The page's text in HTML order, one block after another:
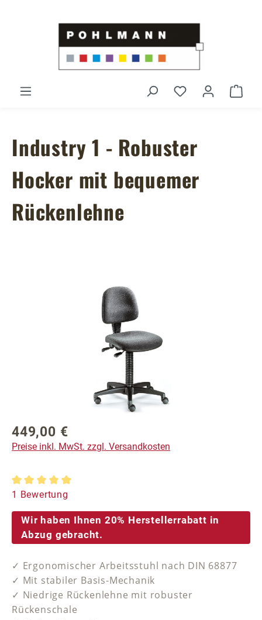
Du hast 0
Industry 1 - Robuster
Hocker mit bequemer
Rückenlehne
Bildergalerie überspringen
Regulärer Preis:
449,00 €
Preise inkl. MwSt. zzgl. Versandkosten
Durchschnittliche Bewertung von 5 von 5 Sternen
1 Bewertung
Wir haben Ihnen 20% Herstellerrabatt in
Abzug gebracht.
✓ Ergonomischer Arbeitsstuhl nach DIN 68877
✓ Mit stabiler Basis-Mechanik
✓ Niedrige Rückenlehne mit robuster
Rückenschale